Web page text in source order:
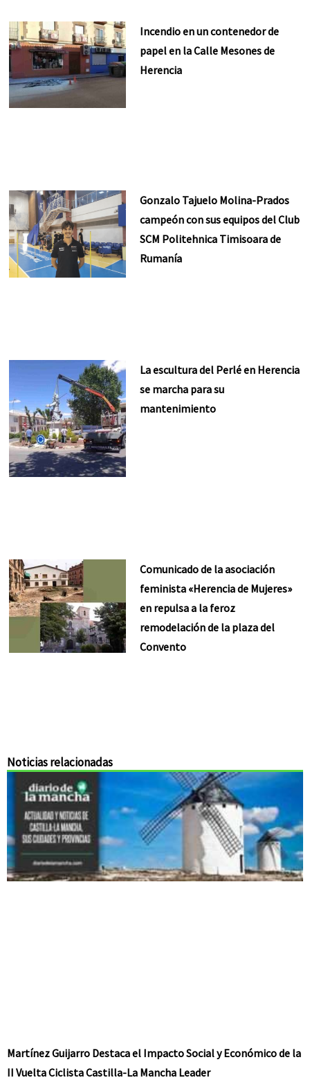
Incendio en un contenedor de
papel en la Calle Mesones de
Herencia
Gonzalo Tajuelo Molina-Prados
campeón con sus equipos del Club
SCM Politehnica Timisoara de
Rumanía
La escultura del Perlé en Herencia
se marcha para su
mantenimiento
Comunicado de la asociación
feminista «Herencia de Mujeres»
en repulsa a la feroz
remodelación de la plaza del
Convento
Noticias relacionadas
Martínez Guijarro Destaca el Impacto Social y Económico de la
II Vuelta Ciclista Castilla-La Mancha Leader